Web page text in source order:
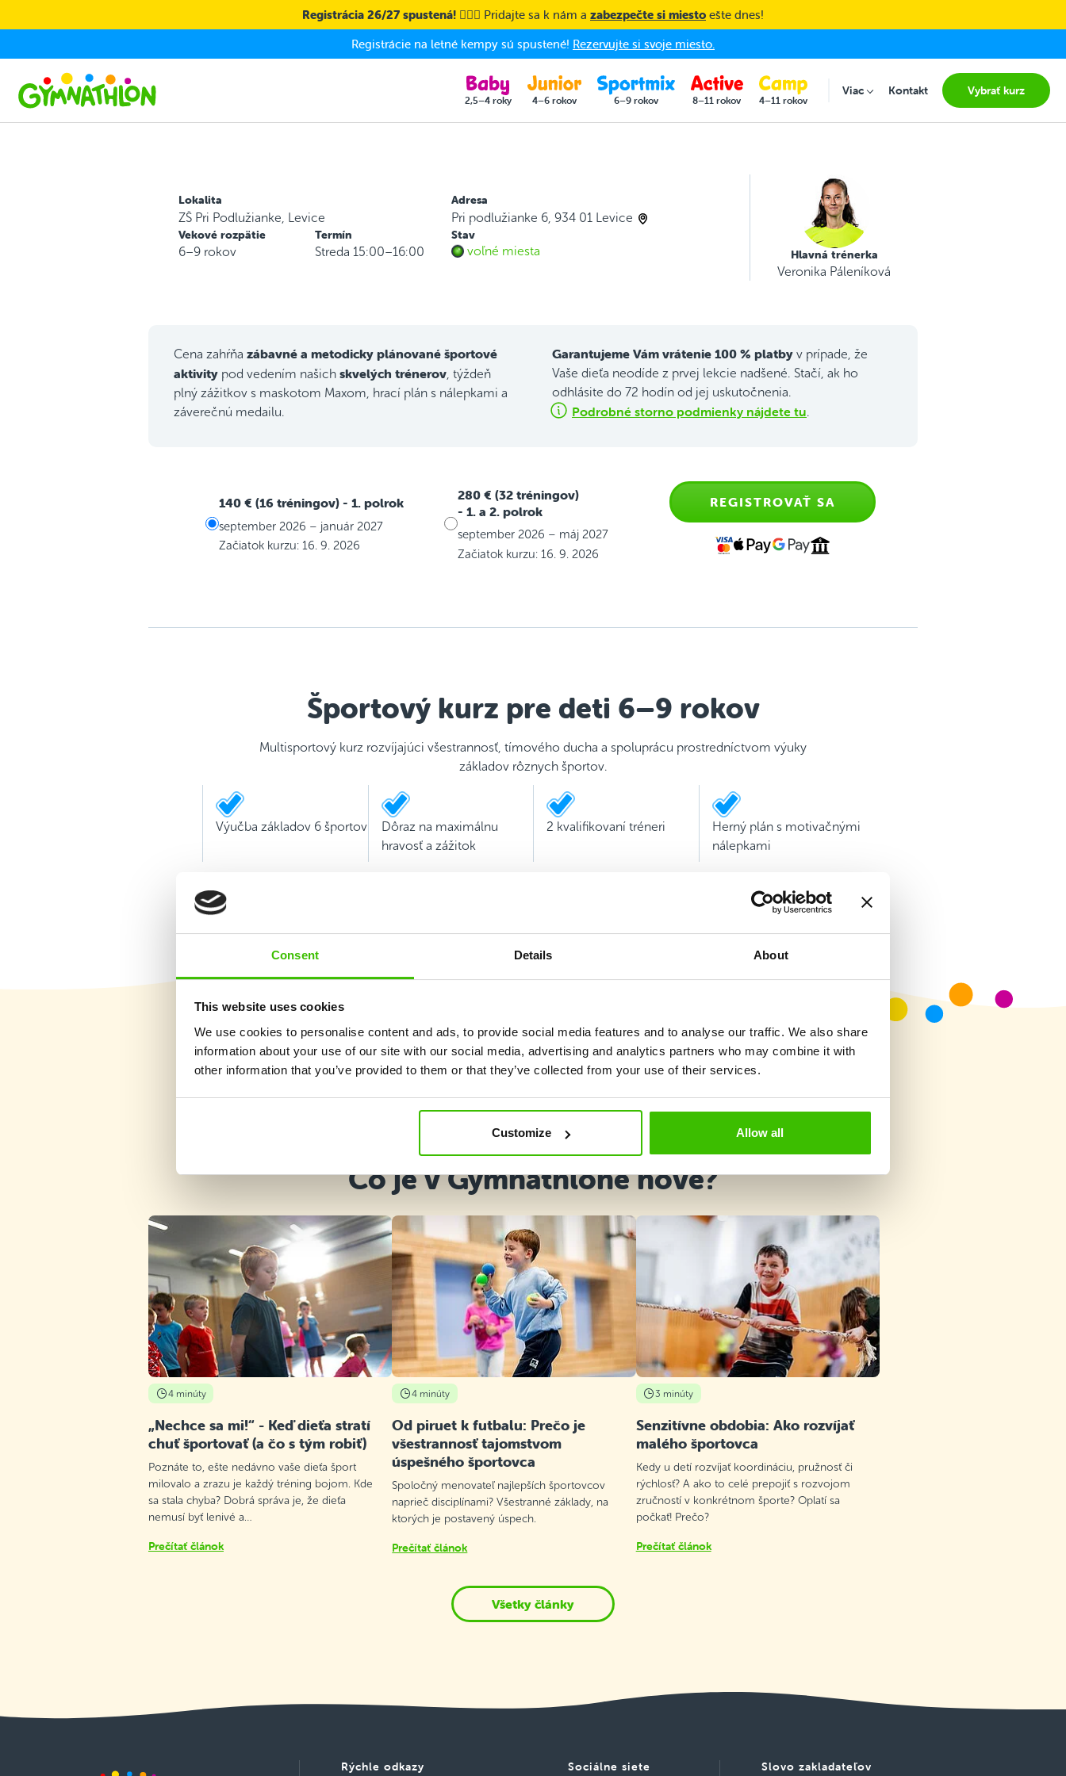
Consent Details About
This website uses cookies
We use cookies to personalise content and ads, to provide social media features and to analyse our traffic. We also share
information about your use of our site with our social media, advertising and analytics partners who may combine it with
other information that you’ve provided to them or that they’ve collected from your use of their services.
Customize Allow all
Registrácia 26/27 spustená! 🤸🏼‍♀️ Pridajte sa k nám a zabezpečte si miesto ešte dnes!
Registrácie na letné kempy sú spustené! Rezervujte si svoje miesto.
2,5–4 roky 4–6 rokov 6–9 rokov 8–11 rokov 4–11 rokov
ViacSubmenu for "Viac"
Kontakt Vybrať kurz
Lokalita
ZŠ Pri Podlužianke, Levice
Adresa
Pri podlužianke 6, 934 01 Levice
Vekové rozpätie
6–9 rokov
Termín
Streda 15:00–16:00
Stav
voľné miesta Hlavná trénerka
Veronika Páleníková
Cena zahŕňa zábavné a metodicky plánované športové
aktivity pod vedením našich skvelých trénerov , týždeň
plný zážitkov s maskotom Maxom, hrací plán s nálepkami a
záverečnú medailu.
Garantujeme Vám vrátenie 100 % platby v prípade, že
Vaše dieťa neodíde z prvej lekcie nadšené. Stačí, ak ho
odhlásite do 72 hodín od jej uskutočnenia.
Podrobné storno podmienky nájdete tu.
140 € (16 tréningov) - 1. polrok
september 2026 – január 2027
Začiatok kurzu: 16. 9. 2026
280 € (32 tréningov)
- 1. a 2. polrok
september 2026 – máj 2027
Začiatok kurzu: 16. 9. 2026
REGISTROVAŤ SA
Športový kurz pre deti 6–9 rokov
Multisportový kurz rozvíjajúci všestrannosť, tímového ducha a spoluprácu prostredníctvom výuky
základov rôznych športov.
Výučba základov 6 športov
Dôraz na maximálnu
hravosť a zážitok
2 kvalifikovaní tréneri
Herný plán s motivačnými
nálepkami
Vybrať kurz
Čo je v Gymnathlone nové?
4 minúty
„Nechce sa mi!“ - Keď dieťa stratí
chuť športovať (a čo s tým robiť)
Poznáte to, ešte nedávno vaše dieťa šport
milovalo a zrazu je každý tréning bojom. Kde
sa stala chyba? Dobrá správa je, že dieťa
nemusí byť lenivé a…
Prečítať článok
4 minúty
Od piruet k futbalu: Prečo je
všestrannosť tajomstvom
úspešného športovca
Spoločný menovateľ najlepších športovcov
naprieč disciplínami? Všestranné základy, na
ktorých je postavený úspech.
Prečítať článok
3 minúty
Senzitívne obdobia: Ako rozvíjať
malého športovca
Kedy u detí rozvíjať koordináciu, pružnosť či
rýchlosť? A ako to celé prepojiť s rozvojom
zručností v konkrétnom športe? Oplatí sa
počkať! Prečo?
Prečítať článok
Všetky články
Rýchle odkazy Sociálne siete Slovo zakladateľov